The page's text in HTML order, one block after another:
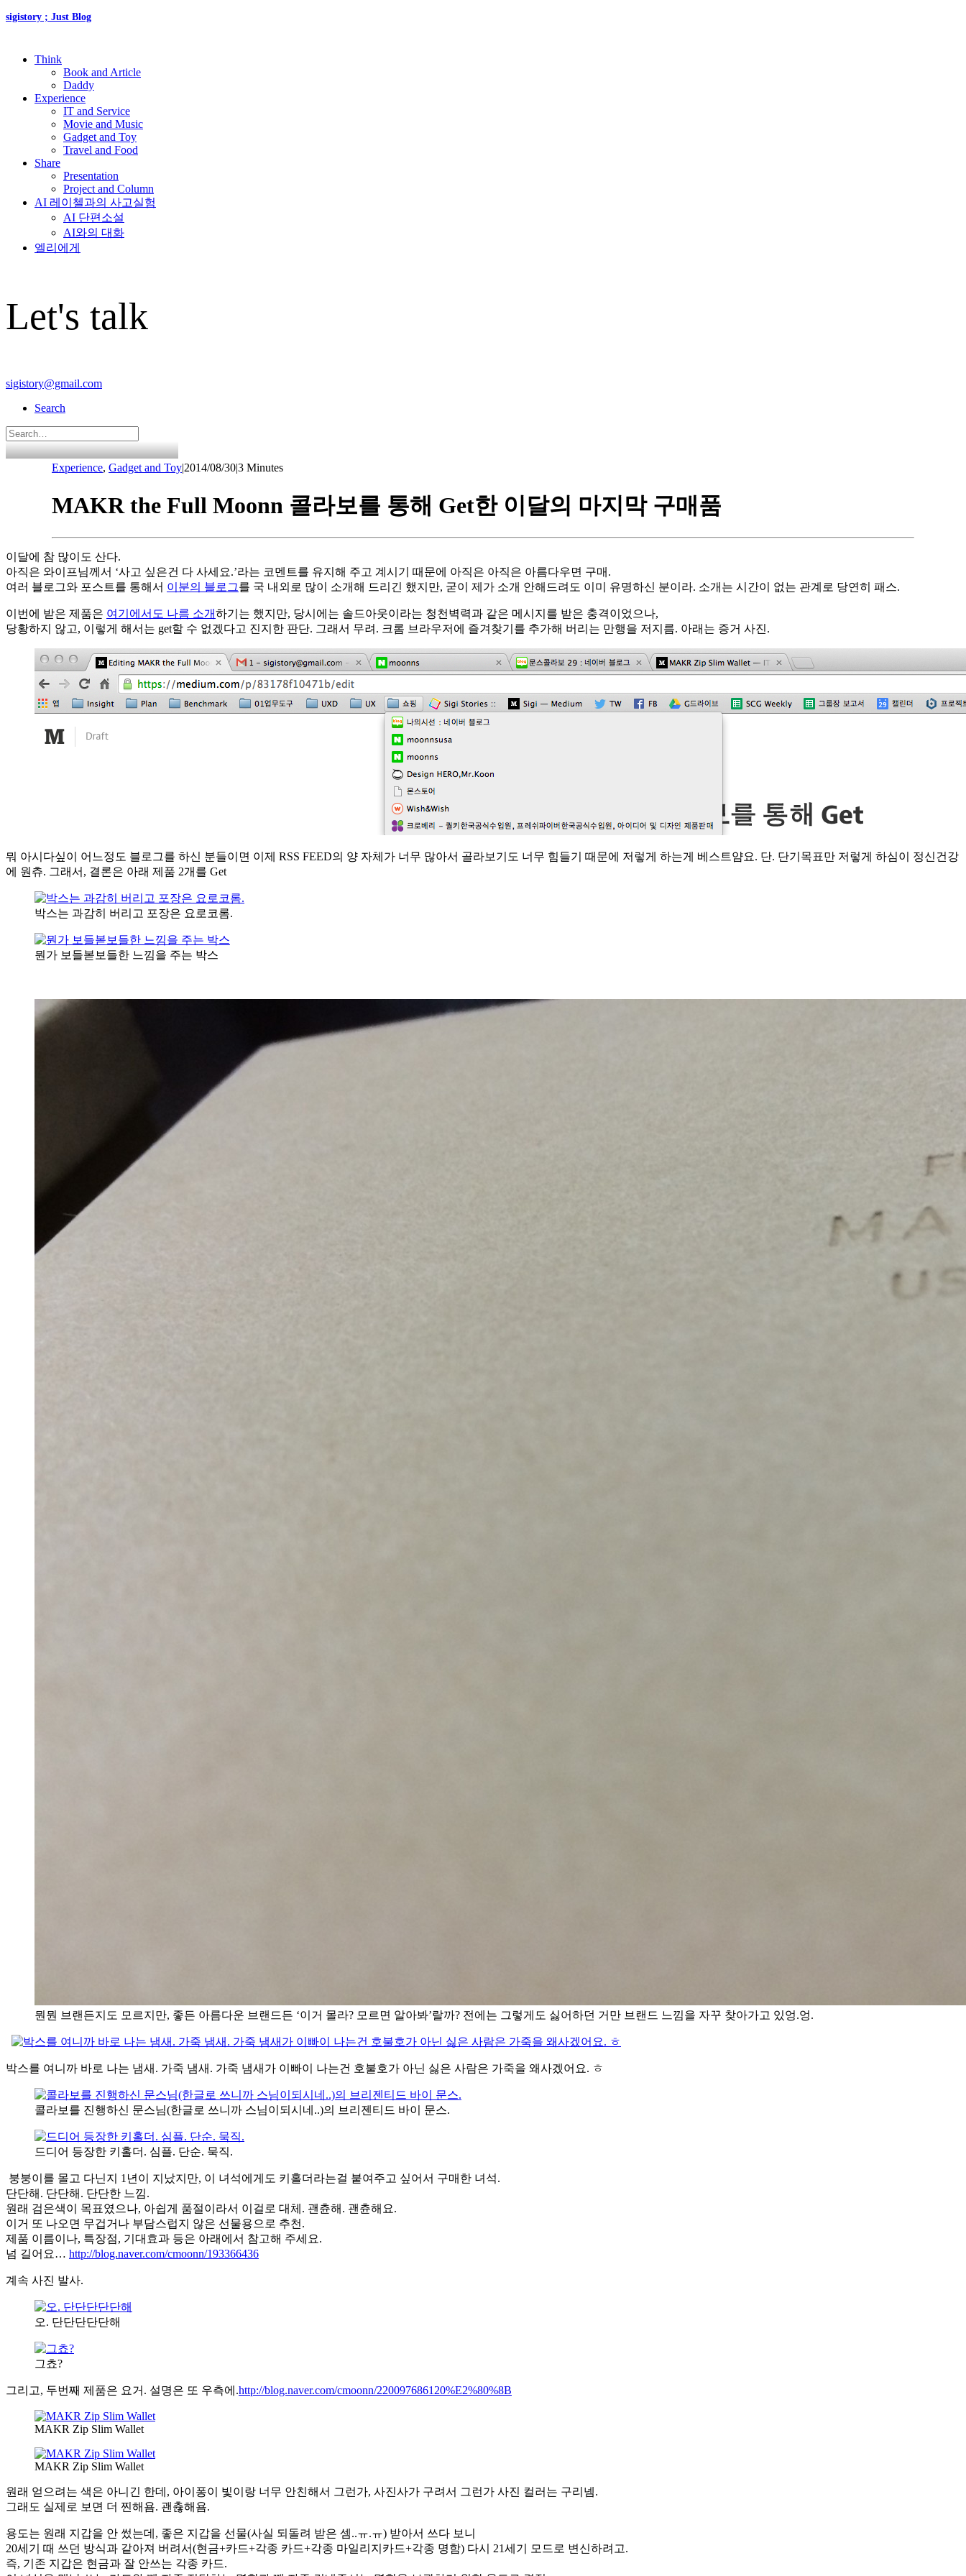
sigistory ; Just Blog
Think
Book and Article
Daddy
Experience
IT and Service
Movie and Music
Gadget and Toy
Travel and Food
Share
Presentation
Project and Column
AI 레이첼과의 사고실험
AI 단편소설
AI와의 대화
엘리에게
Let's talk
sigistory@gmail.com
Search
Experience, Gadget and Toy|2014/08/30|3 Minutes
MAKR the Full Moonn 콜라보를 통해 Get한 이달의 마지막 구매품
이달에 참 많이도 산다.
아직은 와이프님께서 ‘사고 싶은건 다 사세요.’라는 코멘트를 유지해 주고 계시기 때문에 아직은 아직은 아름다우면 구매.
여러 블로그와 포스트를 통해서 이분의 블로그를 국 내외로 많이 소개해 드리긴 했지만, 굳이 제가 소개 안해드려도 이미 유명하신 분이라. 소개는 시간이 없는 관계로 당연히 패스.
이번에 받은 제품은 여기에서도 나름 소개하기는 했지만, 당시에는 솔드아웃이라는 청천벽력과 같은 메시지를 받은 충격이었으나,
당황하지 않고, 이렇게 해서는 get할 수 없겠다고 진지한 판단. 그래서 무려. 크롬 브라우저에 즐겨찾기를 추가해 버리는 만행을 저지름. 아래는 증거 사진.
뭐 아시다싶이 어느정도 블로그를 하신 분들이면 이제 RSS FEED의 양 자체가 너무 많아서 골라보기도 너무 힘들기 때문에 저렇게 하는게 베스트얌요. 단. 단기목표만 저렇게 하심이 정신건강
에 원츄. 그래서, 결론은 아래 제품 2개를 Get
박스는 과감히 버리고 포장은 요로코롬.
뭔가 보들볻보들한 느낌을 주는 박스
뭔뭔 브랜든지도 모르지만, 좋든 아름다운 브랜드든 ‘이거 몰라? 모르면 알아봐’랄까? 전에는 그렇게도 싫어하던 거만 브랜드 느낌을 자꾸 찾아가고 있엉.엉.
박스를 여니까 바로 나는 냄새. 가죽 냄새. 가죽 냄새가 이빠이 나는건 호불호가 아닌 싫은 사람은 가죽을 왜사겠어요. ㅎ
콜라보를 진행하신 문스님(한글로 쓰니까 스님이되시네..)의 브리젠티드 바이 문스.
드디어 등장한 키홀더. 심플. 단순. 묵직.
붕붕이를 몰고 다닌지 1년이 지났지만, 이 녀석에게도 키홀더라는걸 붙여주고 싶어서 구매한 녀석.
단단해. 단단해. 단단한 느낌.
원래 검은색이 목표였으나, 아쉽게 품절이라서 이걸로 대체. 괜츈해. 괜츈해요.
이거 또 나오면 무겁거나 부담스럽지 않은 선물용으로 추천.
제품 이름이나, 특장점, 기대효과 등은 아래에서 참고해 주세요.
넘 길어요… http://blog.naver.com/cmoonn/193366436
계속 사진 발사.
오. 단단단단단해
그쵸?
그리고, 두번째 제품은 요거. 설명은 또 우측에.http://blog.naver.com/cmoonn/220097686120%E2%80%8B
MAKR Zip Slim Wallet
MAKR Zip Slim Wallet
원래 얻으려는 색은 아니긴 한데, 아이퐁이 빛이랑 너무 안친해서 그런가, 사진사가 구려서 그런가 사진 컬러는 구리넴.
그래도 실제로 보면 더 찐해욤. 괜츊해욤.
용도는 원래 지갑을 안 썼는데, 좋은 지갑을 선물(사실 되돌려 받은 셈..ㅠ.ㅠ) 받아서 쓰다 보니
20세기 때 쓰던 방식과 같아져 버려서(현금+카드+각종 카드+각종 마일리지카드+각종 명함) 다시 21세기 모드로 변신하려고.
즉, 기존 지갑은 현금과 잘 안쓰는 각종 카드.